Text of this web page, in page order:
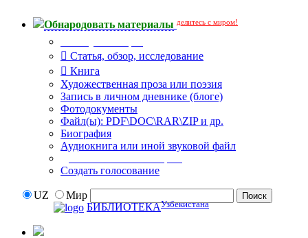
Обнародовать материалы делитесь с миром!
Статья, обзор, исследование
Книга
Художественная проза или поэзия
Запись в личном дневнике (блоге)
Фотодокументы
Файл(ы): PDF\DOC\RAR\ZIP и др.
Биография
Аудиокнига или иной звуковой файл
Создать голосование
UZ
Мир
БИБЛИОТЕКАУзбекистана